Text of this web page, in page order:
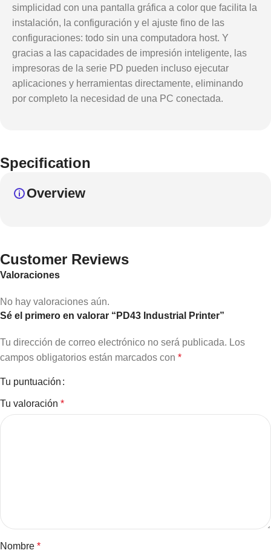
simplicidad con una pantalla gráfica a color que facilita la
instalación, la configuración y el ajuste fino de las
configuraciones: todo sin una computadora host. Y
gracias a las capacidades de impresión inteligente, las
impresoras de la serie PD pueden incluso ejecutar
aplicaciones y herramientas directamente, eliminando
por completo la necesidad de una PC conectada.
Specification
Overview
Customer Reviews
Valoraciones
No hay valoraciones aún.
Sé el primero en valorar “PD43 Industrial Printer”
Tu dirección de correo electrónico no será publicada. Los
campos obligatorios están marcados con *
Tu puntuación
Tu valoración *
Nombre *